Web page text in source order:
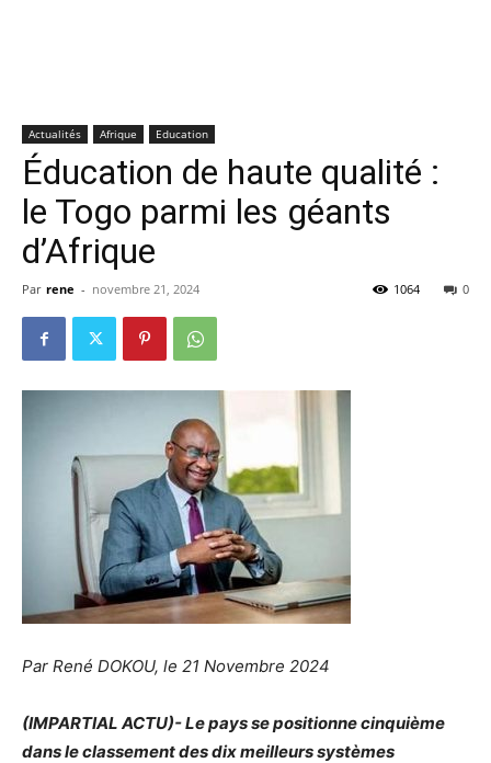
Actualités Afrique Education
Éducation de haute qualité :
le Togo parmi les géants
d’Afrique
Par rene - novembre 21, 2024 0
1064
Par René DOKOU, le 21 Novembre 2024
(IMPARTIAL ACTU)- Le pays se positionne cinquième
dans le classement des dix meilleurs systèmes